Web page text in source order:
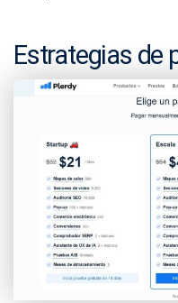
Estrategias de